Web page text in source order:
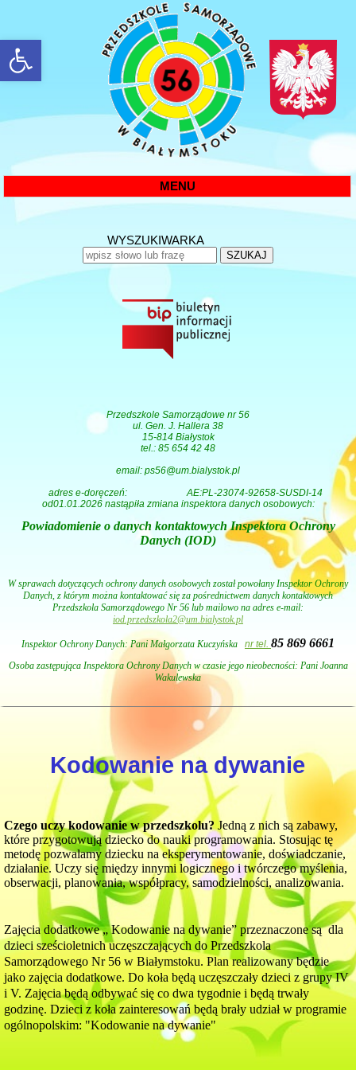
rozwiń/zwiń panel
MENU
WYSZUKIWARKA
SZUKAJ
Przedszkole Samorządowe nr 56
ul. Gen. J. Hallera 38
15-814 Białystok
tel.: 85 654 42 48
email: ps56@um.bialystok.pl
adres e-doręczeń:AE:PL-23074-92658-SUSDI-14
od01.01.2026 nastąpiła zmiana inspektora danych osobowych:
Powiadomienie o danych kontaktowych Inspektora Ochrony
Danych (IOD)
W sprawach dotyczących ochrony danych osobowych został powołany Inspektor Ochrony
Danych, z którym można kontaktować się za pośrednictwem danych kontaktowych
Przedszkola Samorządowego Nr 56 lub mailowo na adres e-mail:
iod.przedszkola2@um.bialystok.pl
Inspektor Ochrony Danych: Pani Małgorzata Kuczyńska nr tel. 85 869 6661
Osoba zastępująca Inspektora Ochrony Danych w czasie jego nieobecności: Pani Joanna
Wakulewska
Kodowanie na dywanie
Czego uczy kodowanie w przedszkolu? Jedną z nich są zabawy,
które przygotowują dziecko do nauki programowania. Stosując tę
metodę pozwalamy dziecku na eksperymentowanie, doświadczanie,
działanie. Uczy się między innymi logicznego i twórczego myślenia,
obserwacji, planowania, współpracy, samodzielności, analizowania.
Zajęcia dodatkowe „ Kodowanie na dywanie” przeznaczone są dla
dzieci sześcioletnich uczęszczających do Przedszkola
Samorządowego Nr 56 w Białymstoku. Plan realizowany będzie
jako zajęcia dodatkowe. Do koła będą uczęszczały dzieci z grupy IV
i V. Zajęcia będą odbywać się co dwa tygodnie i będą trwały
godzinę. Dzieci z koła zainteresowań będą brały udział w programie
ogólnopolskim: "Kodowanie na dywanie"